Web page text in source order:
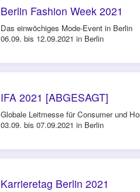
Berlin Fashion Week 2021
Das einwöchiges Mode-Event in Berlin
06.09. bis 12.09.2021 in Berlin
IFA 2021 [ABGESAGT]
Globale Leitmesse für Consumer und
03.09. bis 07.09.2021 in Berlin
Karrieretag Berlin 2021